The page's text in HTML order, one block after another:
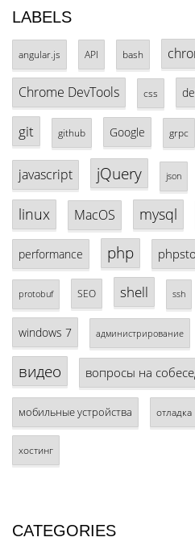
LABELS
angular.js API bash
Chrome DevTools css
git github Google grpc
javascript jQuery json
linux MacOS mysql
performance php
protobuf SEO shell ssh
windows 7 администрирование
видео вопросы на
мобильные устройства отладка
хостинг
CATEGORIES